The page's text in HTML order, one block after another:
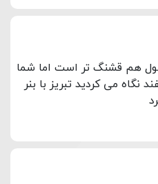
هم قشنگ تر است اما شما
می کردید تبریز با بنر